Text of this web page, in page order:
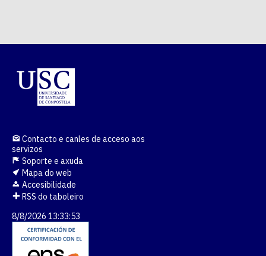
Contacto e canles de acceso aos
servizos
Soporte e axuda
Mapa do web
Accesibilidade
RSS do taboleiro
8/8/2026 13:33:53